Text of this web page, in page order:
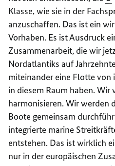
Klasse, wie sie in der
anzuschaffen. Das ist ein
Vorhaben. Es ist Ausdruck
Zusammenarbeit, die wir
Nordatlantiks auf
miteinander eine Flotte von
in diesem Raum haben.
harmonisieren. Wir werden
Boote gemeinsam
integrierte marine
entstehen. Das ist wirklich
nur in der europäischen